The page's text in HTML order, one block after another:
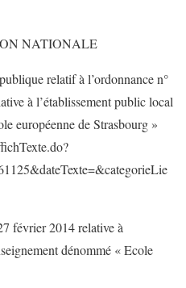
NATIONALE
relatif à l’ordonnance n°
à l’établissement public local
européenne de Strasbourg »
février 2014 relative à
dénommé « Ecole